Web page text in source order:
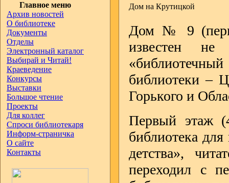
Главное меню
Архив новостей
О библиотеке
Документы
Отделы
Электронный каталог
Выбирай и Читай!
Краеведение
Конкурсы
Выставки
Большое чтение
Проекты
Для коллег
Спроси библиотекаря
Информ-страничка
О сайте
Контакты
Дом на Крутицкой
Дом № 9
известен не
библиотеки –
Горького и
Первый этаж
библиотека
детства»,
переходил с